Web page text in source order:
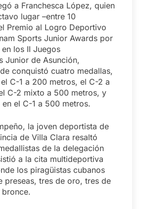
a Franchesca López, quien
lugar –entre 10
Premio al Logro Deportivo
Sports Junior Awards por
los II Juegos
Junior de Asunción,
conquistó cuatro medallas,
C-1 a 200 metros, el C-2 a
C-2 mixto a 500 metros, y
el C-1 a 500 metros.
la joven deportista de
de Villa Clara resaltó
de la delegación
a la cita multideportiva
los piragüistas cubanos
preseas, tres de oro, tres de